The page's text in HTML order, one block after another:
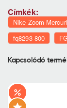
Címkék:
Nike Zoom
fq8293-800
Kapcsolódó